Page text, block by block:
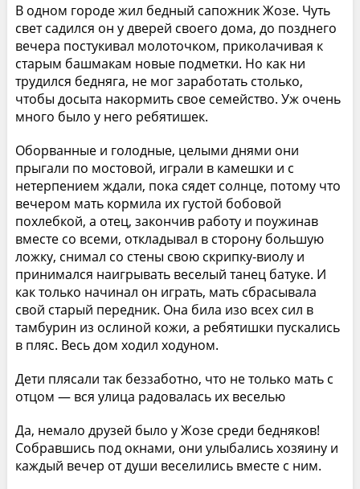
В одном городе жил бедный сапожник Жозе. Чуть
свет садился он у дверей своего дома, до позднего
вечера постукивал молоточком, приколачивая к
старым башмакам новые подметки. Но как ни
трудился бедняга, не мог заработать столько,
чтобы досыта накормить свое семейство. Уж очень
много было у него ребятишек.
Оборванные и голодные, целыми днями они
прыгали по мостовой, играли в камешки и с
нетерпением ждали, пока сядет солнце, потому что
вечером мать кормила их густой бобовой
похлебкой, а отец, закончив работу и поужинав
вместе со всеми, откладывал в сторону большую
ложку, снимал со стены свою скрипку-виолу и
принимался наигрывать веселый танец батуке. И
как только начинал он играть, мать сбрасывала
свой старый передник. Она била изо всех сил в
тамбурин из ослиной кожи, а ребятишки пускались
в пляс. Весь дом ходил ходуном.
Дети плясали так беззаботно, что не только мать с
отцом — вся улица радовалась их веселью
Да, немало друзей было у Жозе среди бедняков!
Собравшись под окнами, они улыбались хозяину и
каждый вечер от души веселились вместе с ним.